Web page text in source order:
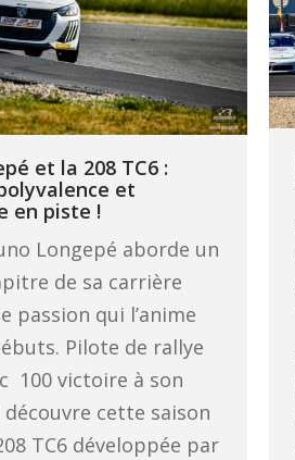
et la 208 TC6 :
et
en piste !
Longepé aborde un
de sa carrière
passion qui l’anime
Pilote de rallye
100 victoire à son
cette saison
TC6 développée par